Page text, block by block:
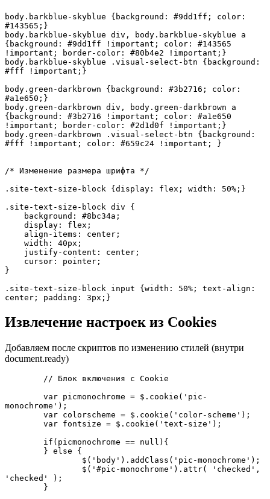
body.barkblue-skyblue {background: #9dd1ff; color:
#143565;}
body.barkblue-skyblue div, body.barkblue-skyblue a
{background: #9dd1ff !important; color: #143565
!important; border-color: #80b4e2 !important;}
body.barkblue-skyblue .visual-select-btn {background:
#fff !important;}
body.green-darkbrown {background: #3b2716; color:
#a1e650;}
body.green-darkbrown div, body.green-darkbrown a
{background: #3b2716 !important; color: #a1e650
!important; border-color: #2d1d0f !important;}
body.green-darkbrown .visual-select-btn {background:
#fff !important; color: #659c24 !important; }
/* Изменение размера шрифта */
.site-text-size-block {display: flex; width: 50%;}
.site-text-size-block div {
}
.site-text-size-block input {width: 50%; text-align:
center; padding: 3px;}
Извлечение настроек из Cookies
Добавляем после скриптов по изменению стилей (внутри
document.ready)
monochrome');
'checked' );